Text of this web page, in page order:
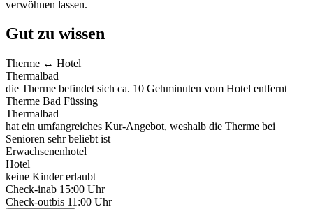
verwöhnen lassen.
Gut zu wissen
Therme ↔️ Hotel
Thermalbad
die Therme befindet sich ca. 10 Gehminuten vom Hotel entfernt
Therme Bad Füssing
Thermalbad
hat ein umfangreiches Kur-Angebot, weshalb die Therme bei
Senioren sehr beliebt ist
Erwachsenenhotel
Hotel
keine Kinder erlaubt
Check-inab 15:00 Uhr
Check-outbis 11:00 Uhr